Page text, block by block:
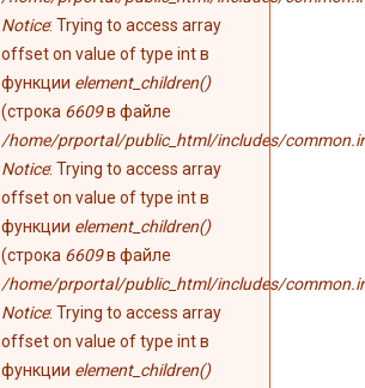
Notice: Trying to access array
offset on value of type int в
функции element_children()
(строка 6609в файле
/home/prportal/public_html/includes/
Notice: Trying to access array
offset on value of type int в
функции element_children()
(строка 6609в файле
/home/prportal/public_html/includes/
Notice: Trying to access array
offset on value of type int в
функции element_children()